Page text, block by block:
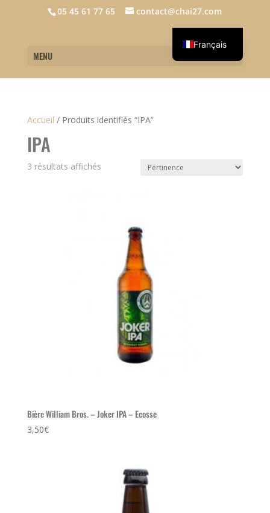
05 45 61 77 65 contact@chai27.com
MENU
Accueil / Produits identifiés “IPA”
IPA
3 résultats affichés
Bière William Bros. – Joker IPA – Ecosse
3,50€
Français
English